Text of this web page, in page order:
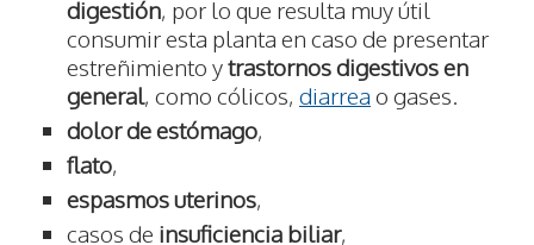
digestión, por lo que resulta muy útil
consumir esta planta en caso de presentar
estreñimiento ytrastornos digestivos en
general, como cólicos, diarrea o gases.
dolor de estómago,
flato,
espasmos uterinos,
casos de insuficiencia biliar,